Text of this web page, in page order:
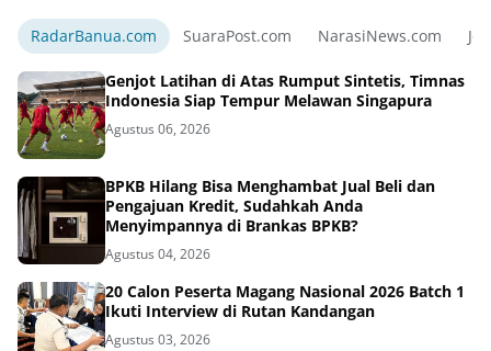
RadarBanua.com SuaraPost.com NarasiNews.com
Genjot Latihan di Atas Rumput Sintetis, Timnas
Indonesia Siap Tempur Melawan Singapura
Agustus 06, 2026
BPKB Hilang Bisa Menghambat Jual Beli dan
Pengajuan Kredit, Sudahkah Anda
Menyimpannya di Brankas BPKB?
Agustus 04, 2026
20 Calon Peserta Magang Nasional 2026 Batch 1
Ikuti Interview di Rutan Kandangan
Agustus 03, 2026